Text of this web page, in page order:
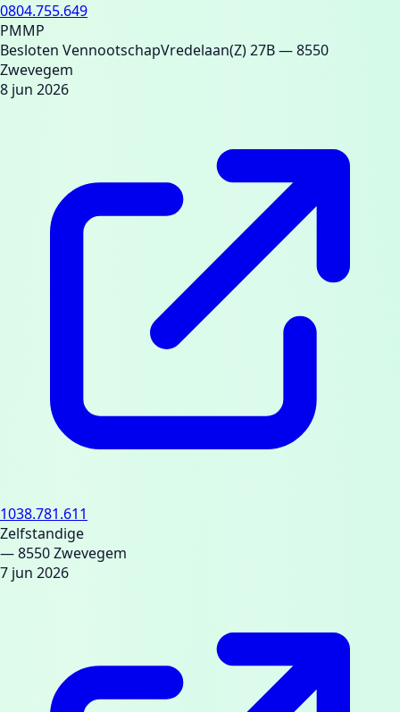
0804.755.649
PMMP
Besloten VennootschapVredelaan(Z) 27B— 8550
Zwevegem
8 jun 2026
1038.781.611
Zelfstandige
— 8550 Zwevegem
7 jun 2026